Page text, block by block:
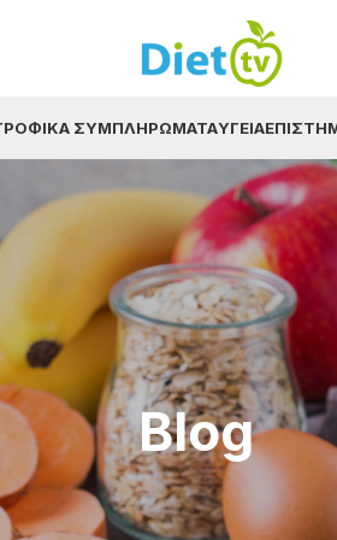
ΣΥΜΠΛΗΡΏΜΑΤΑΥΓΕΊΑ
Blog